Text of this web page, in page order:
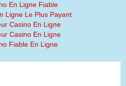
En Ligne Fiable
Ligne Le Plus Payant
Casino En Ligne
Casino En Ligne
Fiable En Ligne